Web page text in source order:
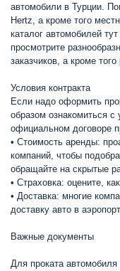
автомобили в Турции.
Hertz, а кроме того
каталог автомобилей тут
просмотрите
заказчиков, а кроме
Условия контракта
Если надо оформить
образом ознакомиться
официальном договоре
• Стоимость аренды:
компаний, чтобы
обращайте на скрытые
• Страховка: оцените,
• Доставка: многие
доставку авто в
Важные документы
Для проката